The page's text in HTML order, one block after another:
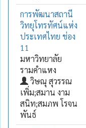
การพัฒนาสถานี
วิทยุโทรทัศน์แห่ง
ประเทศไทย ช่อง
11
มหาวิทยาลัย
รามคำแหง
วิษณุ สุวรรณ
เพิ่ม;สมาน งาม
สนิท;สมภพ โรจน
พันธ์